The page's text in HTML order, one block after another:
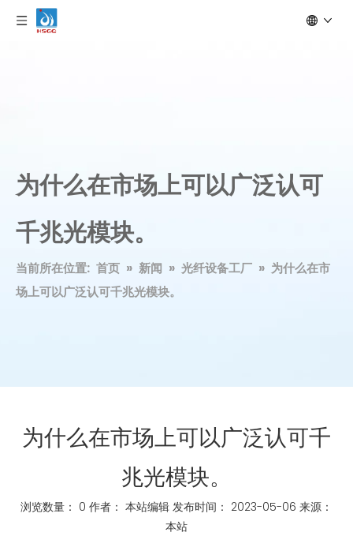
为什么在市场上可以广泛认可
千兆光模块。
当前所在位置: 首页 » 新闻 » 光纤设备工厂 » 为什么在市
场上可以广泛认可千兆光模块。
为什么在市场上可以广泛认可千
兆光模块。
浏览数量： 0 作者： 本站编辑 发布时间： 2023-05-06 来源：
本站